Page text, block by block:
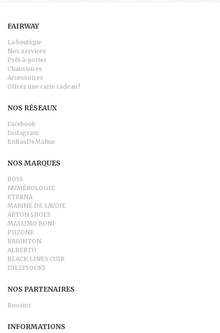
FAIRWAY
La boutique
Nos services
Prêt-à-porter
Chaussures
Accessoires
Offrez une carte cadeau !
NOS RÉSEAUX
Facebook
Instagram
EnBasDeMaRue
NOS MARQUES
BOSS
NUMÉROLOG1E
ETERNA
MARINE DE SAVOIE
ARTON SHOES
MASSIMO BONI
PIIZONE
BRIGHTON
ALBERTO
BLACK LINES CUIR
DILLYSOCKS
NOS PARTENAIRES
Booster
INFORMATIONS